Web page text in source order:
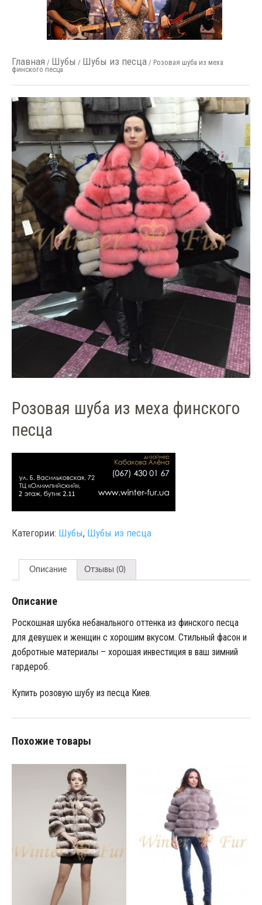
Главная / Шубы / Шубы из песца/ Розовая шуба из меха
финского песца
Розовая шуба из меха финского
песца
Категории: Шубы, Шубы из песца
Описание Отзывы (0)
Описание
Роскошная шубка небанального оттенка из финского песца
для девушек и женщин с хорошим вкусом. Стильный фасон и
добротные материалы – хорошая инвестиция в ваш зимний
гардероб.
Купить розовую шубу из песца Киев.
Похожие товары